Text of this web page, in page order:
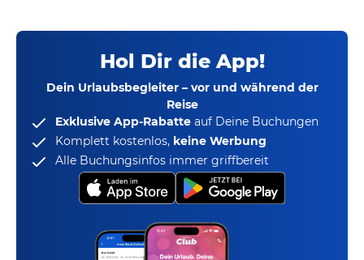
Hol Dir die App!
Dein Urlaubsbegleiter – vor und während der
Reise
Exklusive App-Rabatte auf Deine Buchungen
Komplett kostenlos, keine Werbung
Alle Buchungsinfos immer griffbereit